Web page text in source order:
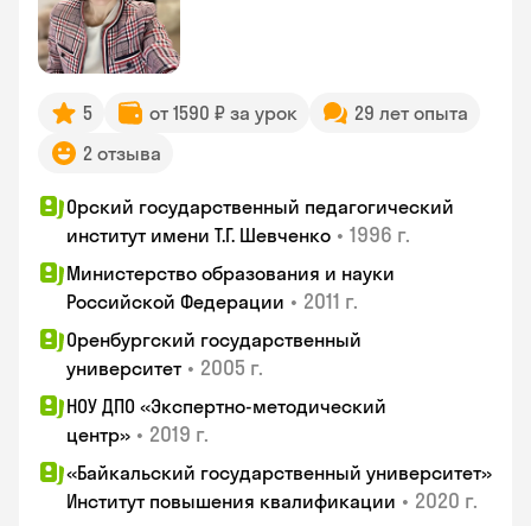
5 от 1590 ₽ за урок
29 лет опыта
2 отзыва
Орский государственный педагогический
институт имени Т.Г. Шевченко • 1996 г.
Министерство образования и науки
Российской Федерации • 2011 г.
Оренбургский государственный
университет • 2005 г.
НОУ ДПО «Экспертно-методический
центр» • 2019 г.
«Байкальский государственный университет»
Институт повышения квалификации • 2020 г.